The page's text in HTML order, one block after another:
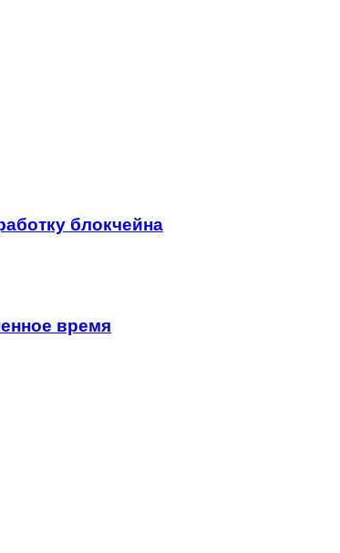
блокчейна
время